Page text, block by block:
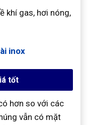
khí gas, hơi nóng,
inox
tốt
hơn so với các
vẫn có mặt